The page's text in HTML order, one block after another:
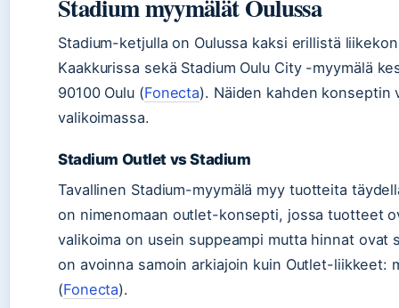
Stadium myymälät Oulussa
Stadium-ketjulla on Oulussa kaksi erillistä
Kaakkurissa sekä Stadium Oulu City -myymälä
90100 Oulu (Fonecta). Näiden kahden konseptin
valikoimassa.
Stadium Outlet vs Stadium
Tavallinen Stadium-myymälä myy tuotteita
on nimenomaan outlet-konsepti, jossa tuotteet
valikoima on usein suppeampi mutta hinnat ovat
on avoinna samoin arkiajoin kuin Outlet-liikkeet:
(Fonecta).